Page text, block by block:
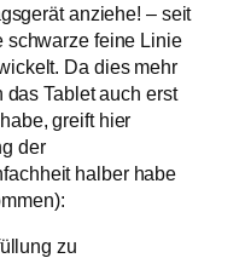
anziehe! – seit
schwarze feine Linie
Da dies mehr
das Tablet auch erst
greift hier
der
halber habe
zu